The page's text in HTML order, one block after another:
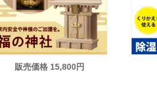
販売価格 15,800円